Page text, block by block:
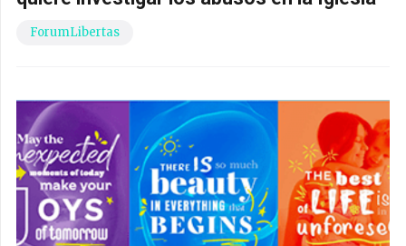
ForumLibertas